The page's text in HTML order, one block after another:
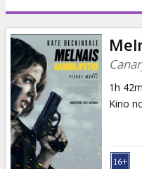
Pasākumi
Ziņas
Dāvanu
kartes
Uzkodas
1h
Kino